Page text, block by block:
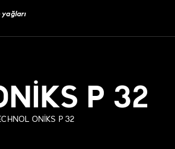
P 32
ONIKS P 32